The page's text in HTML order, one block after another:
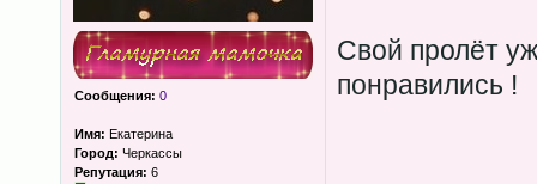
Сообщения: 0
Имя: Екатерина
Город: Черкассы
Репутация: 6
Свой пролёт
понравились !